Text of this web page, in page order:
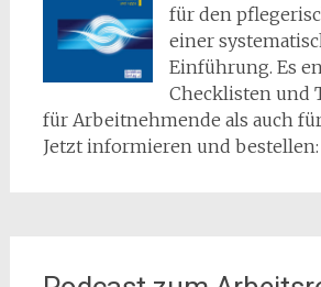
für den
einer
Einführung. Es
Checklisten und
für Arbeitnehmende als auch
Jetzt informieren und bestellen: